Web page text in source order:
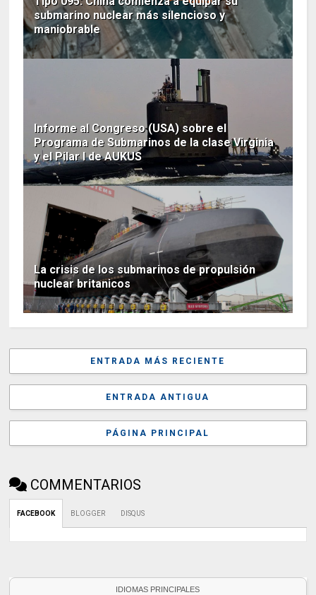
submarino nuclear más silencioso y
maniobrable
Informe al Congreso (USA) sobre el
Programa de Submarinos de la clase Virginia
y el Pilar I de AUKUS
La crisis de los submarinos de propulsión
nuclear britanicos
ENTRADA MÁS RECIENTE
ENTRADA ANTIGUA
PÁGINA PRINCIPAL
COMMENTARIOS
FACEBOOK BLOGGER DISQUS
IDIOMAS PRINCIPALES